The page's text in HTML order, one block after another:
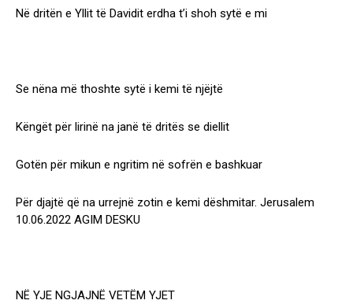
Në dritën e Yllit të Davidit erdha t’i shoh sytë e mi
Se nëna më thoshte sytë i kemi të njëjtë
Këngët për lirinë na janë të dritës se diellit
Gotën për mikun e ngritim në sofrën e bashkuar
Për djajtë që na urrejnë zotin e kemi dëshmitar. Jerusalem
10.06.2022 AGIM DESKU
NË YJE NGJAJNË VETËM YJET